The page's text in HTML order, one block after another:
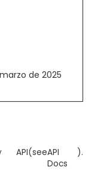
de 2025
API(seeAPI
Docs
).